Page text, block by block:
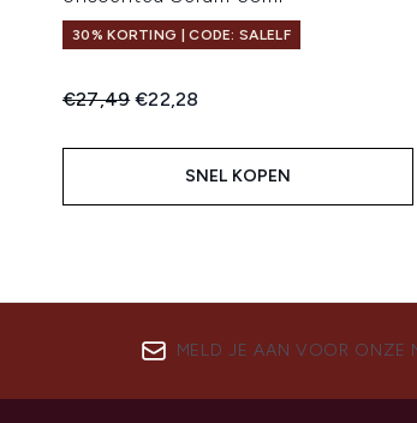
30% KORTING | CODE: SALELF
Recommended Retail Price:
€27,49Huidige prijs:
€22,28
SNEL KOPEN
MELD JE AAN VOOR ONZE